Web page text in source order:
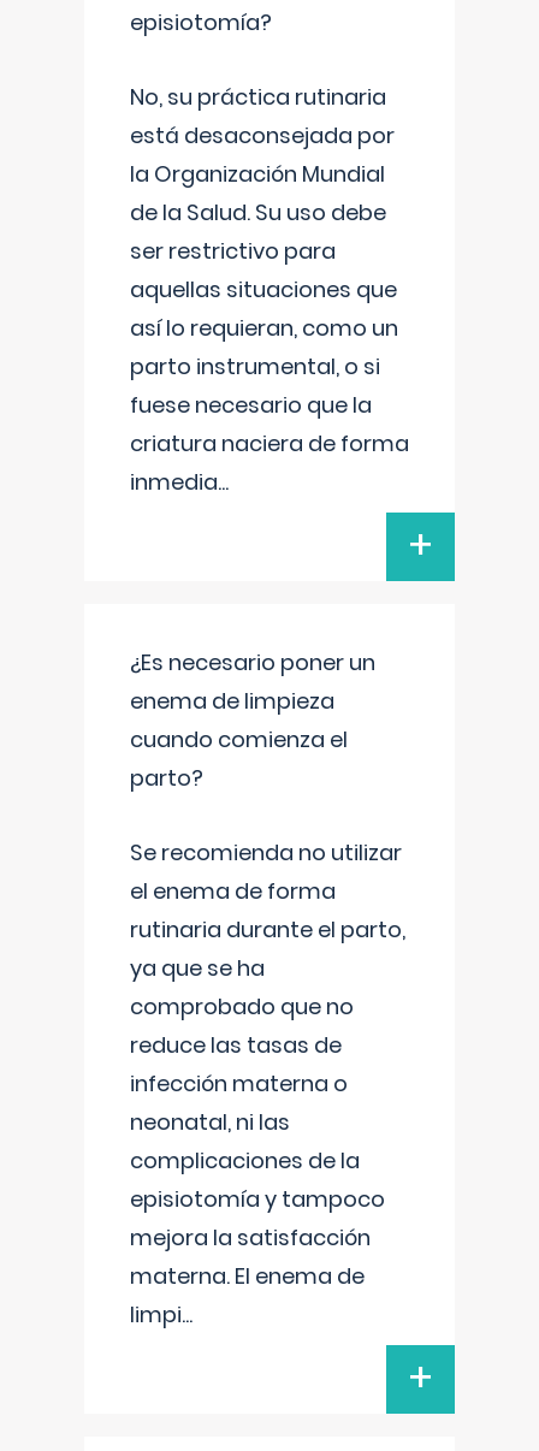
episiotomía?
No, su práctica rutinaria
está desaconsejada por
la Organización Mundial
de la Salud. Su uso debe
ser restrictivo para
aquellas situaciones que
así lo requieran, como un
parto instrumental, o si
fuese necesario que la
criatura naciera de forma
inmedia...
+
¿Es necesario poner un
enema de limpieza
cuando comienza el
parto?
Se recomienda no utilizar
el enema de forma
rutinaria durante el parto,
ya que se ha
comprobado que no
reduce las tasas de
infección materna o
neonatal, ni las
complicaciones de la
episiotomía y tampoco
mejora la satisfacción
materna. El enema de
limpi...
+